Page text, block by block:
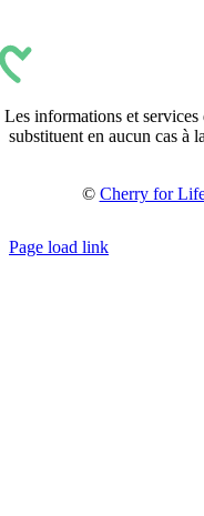
Les informations et services
substituent en aucun cas à
© Cherry for
Page load link